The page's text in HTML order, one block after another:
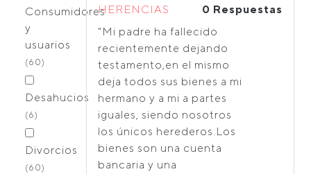
Consumidores
y
usuarios
(60)
Desahucios
(6)
Divorcios
(60)
HERENCIAS
0 Respuestas
"Mi padre ha fallecido
recientemente dejando
testamento,en el mismo
deja todos sus bienes a mi
hermano y a mi a partes
iguales, siendo nosotros
los únicos herederos.Los
bienes son una cuenta
bancaria y una